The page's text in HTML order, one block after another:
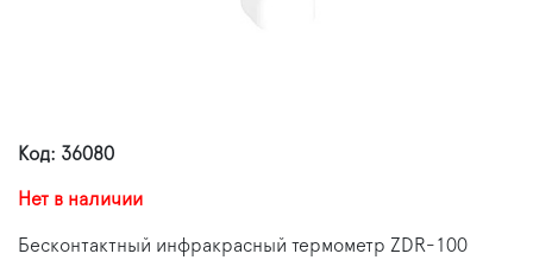
Код: 36080
Нет в наличии
Бесконтактный инфракрасный термометр ZDR-100